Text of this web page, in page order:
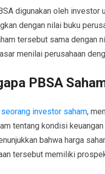
digunakan oleh investor
dengan nilai buku
tersebut sama dengan
menilai perusahaan
PBSA
seorang investor saham,
tentang kondisi
bahwa harga
tersebut memiliki